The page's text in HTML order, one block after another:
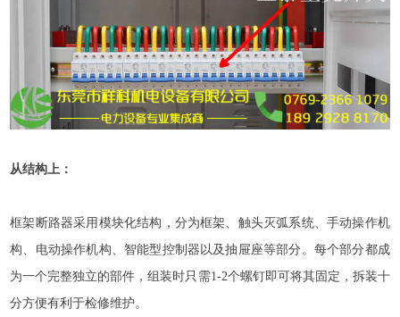
从结构上：
框架断路器采用模块化结构，分为框架、触头灭弧系统、手动操作机
构、电动操作机构、智能型控制器以及抽屉座等部分。每个部分都成
为一个完整独立的部件，组装时只需1-2个螺钉即可将其固定，拆装十
分方便有利于检修维护。